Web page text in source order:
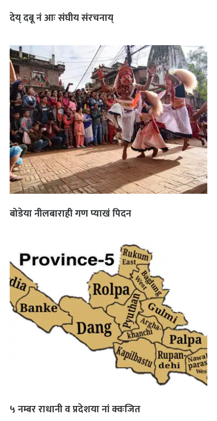
देय् दबू नं आः संघीय संरचनाय्
बोडेया नीलबाराही गण प्याखं पिदन
५ नम्बर राधानी व प्रदेशया नां क्वःजित